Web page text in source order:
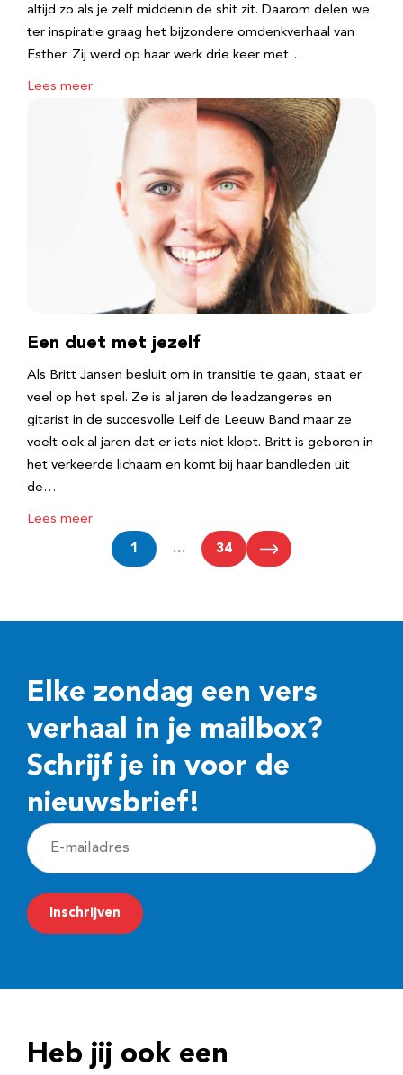
altijd zo als je zelf middenin de shit zit. Daarom delen we
ter inspiratie graag het bijzondere omdenkverhaal van
Esther. Zij werd op haar werk drie keer met…
Lees meer
Een duet met jezelf
Als Britt Jansen besluit om in transitie te gaan, staat er
veel op het spel. Ze is al jaren de leadzangeres en
gitarist in de succesvolle Leif de Leeuw Band maar ze
voelt ook al jaren dat er iets niet klopt. Britt is geboren in
het verkeerde lichaam en komt bij haar bandleden uit
de…
Lees meer
1 … 34
Elke zondag een vers
verhaal in je mailbox?
Schrijf je in voor de
nieuwsbrief!
E
-
m
a
r
Inschrijven
Heb jij ook een